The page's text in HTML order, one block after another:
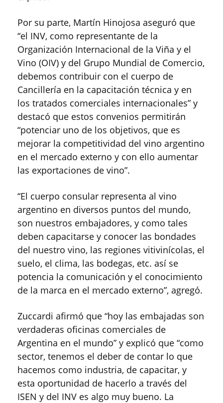
Por su parte, Martín Hinojosa aseguró que
“el INV, como representante de la
Organización Internacional de la Viña y el
Vino (OIV) y del Grupo Mundial de Comercio,
debemos contribuir con el cuerpo de
Cancillería en la capacitación técnica y en
los tratados comerciales internacionales” y
destacó que estos convenios permitirán
“potenciar uno de los objetivos, que es
mejorar la competitividad del vino argentino
en el mercado externo y con ello aumentar
las exportaciones de vino”.
“El cuerpo consular representa al vino
argentino en diversos puntos del mundo,
son nuestros embajadores, y como tales
deben capacitarse y conocer las bondades
del nuestro vino, las regiones vitivinícolas, el
suelo, el clima, las bodegas, etc. así se
potencia la comunicación y el conocimiento
de la marca en el mercado externo”, agregó.
Zuccardi afirmó que “hoy las embajadas son
verdaderas oficinas comerciales de
Argentina en el mundo” y explicó que “como
sector, tenemos el deber de contar lo que
hacemos como industria, de capacitar, y
esta oportunidad de hacerlo a través del
ISEN y del INV es algo muy bueno. La